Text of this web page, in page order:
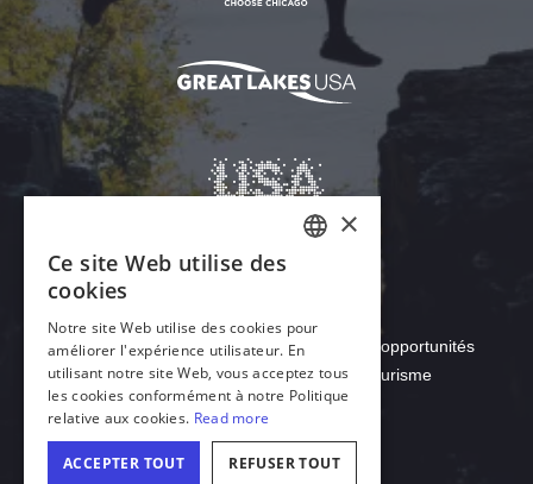
© 2026 Département du commerce et des opportunités
économiques de l'Illinois, Office du tourisme
Français